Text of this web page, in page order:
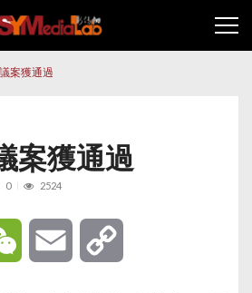
案獲通過
案獲通過
0 2524
WeChat Email